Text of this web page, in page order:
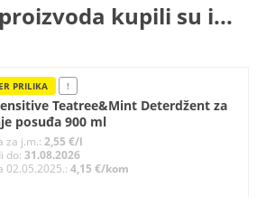
kupili su i...
PRILIKA !
Teatree&Mint Deterdžent za
posuđa 900 ml
za j.m.: 2,55 €/l
do: 31.08.2026
02.05.2025.: 4,15 €/kom